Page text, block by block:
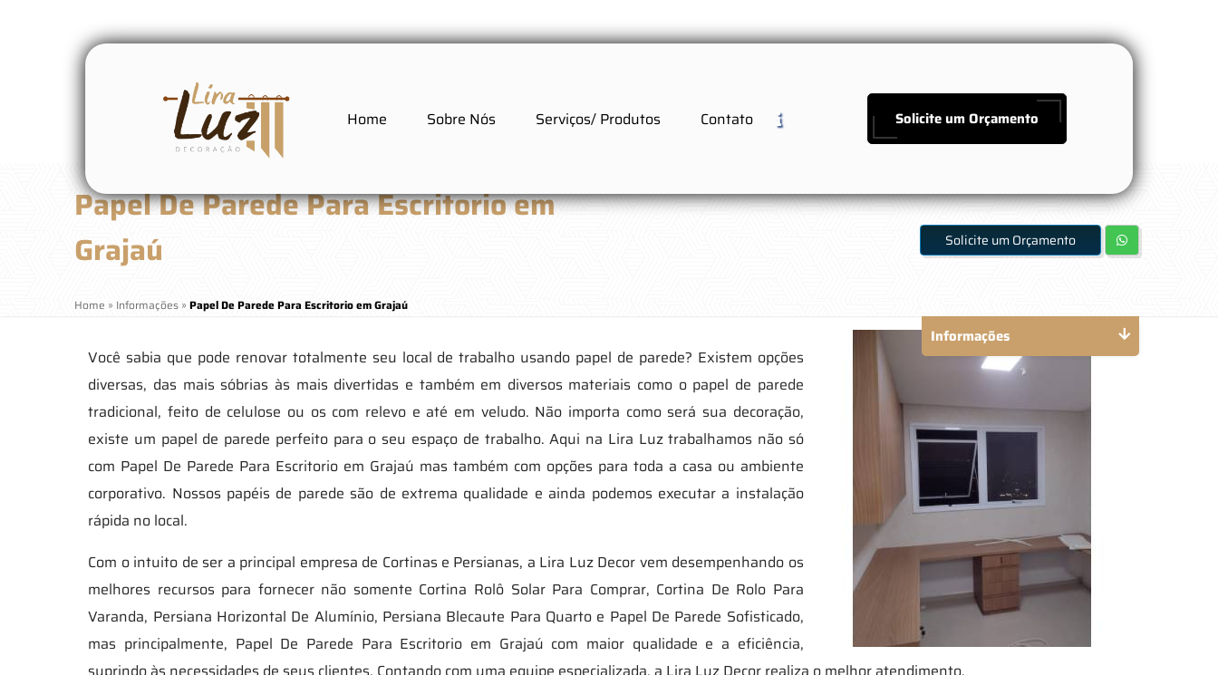
Home Sobre Nós Serviços/ Produtos Contato Solicite um Orçamento
Papel De Parede Para Escritorio em
Grajaú
Home » Informações »Papel De Parede Para Escritorio em Grajaú
Solicite um Orçamento
Você sabia que pode renovar totalmente seu local de trabalho usando papel de parede? Existem opções
diversas, das mais sóbrias às mais divertidas e também em diversos materiais como o papel de parede
tradicional, feito de celulose ou os com relevo e até em veludo. Não importa como será sua decoração,
existe um papel de parede perfeito para o seu espaço de trabalho. Aqui na Lira Luz trabalhamos não só
com Papel De Parede Para Escritorio em Grajaú mas também com opções para toda a casa ou ambiente
corporativo. Nossos papéis de parede são de extrema qualidade e ainda podemos executar a instalação
rápida no local.
Com o intuito de ser a principal empresa de Cortinas e Persianas, a Lira Luz Decor vem desempenhando os
melhores recursos para fornecer não somente Cortina Rolô Solar Para Comprar, Cortina De Rolo Para
Varanda, Persiana Horizontal De Alumínio, Persiana Blecaute Para Quarto e Papel De Parede Sofisticado,
mas principalmente, Papel De Parede Para Escritorio em Grajaú com maior qualidade e a eficiência,
Informações